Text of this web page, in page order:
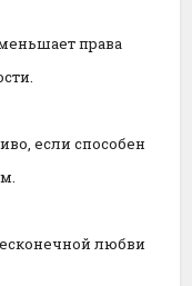
права
если способен
любви